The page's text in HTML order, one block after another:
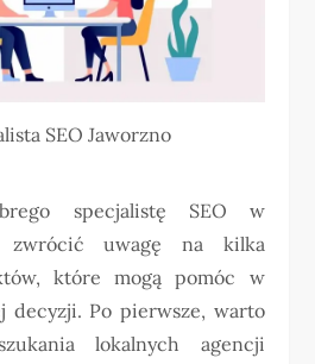
SEO Jaworzno
specjalistę SEO w
zwrócić uwagę na kilka
które mogą pomóc w
decyzji. Po pierwsze, warto
lokalnych agencji